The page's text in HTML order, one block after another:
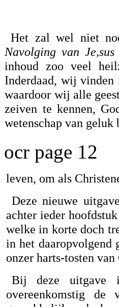
Het zal wel niet
Navolging van
inhoud zoo veel
Inderdaad, wij vinden
waardoor wij alle
zeiven te kennen,
wetenschap van
ocr page 12
leven, om als
Deze nieuwe
achter ieder
welke in korte doch
in het daaropvolgend
onzer harts-tosten
Bij deze uitgave
overeenkomstig